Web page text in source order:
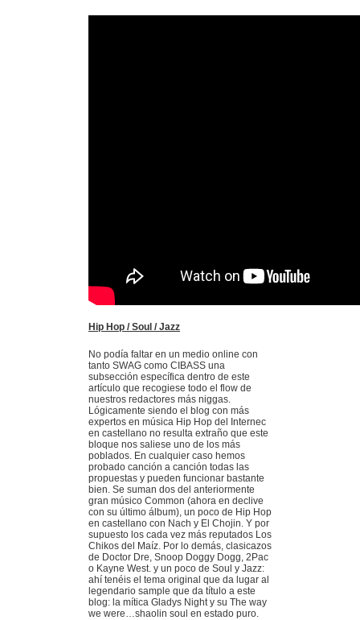
Hip Hop / Soul / Jazz
No podía faltar en un medio online con
tanto SWAG como CIBASS una
subsección específica dentro de este
artículo que recogiese todo el flow de
nuestros redactores más niggas.
Lógicamente siendo el blog con más
expertos en música Hip Hop del Internec
en castellano no resulta extraño que este
bloque nos saliese uno de los más
poblados. En cualquier caso hemos
probado canción a canción todas las
propuestas y pueden funcionar bastante
bien. Se suman dos del anteriormente
gran músico Common (ahora en declive
con su último álbum), un poco de Hip Hop
en castellano con Nach y El Chojin. Y por
supuesto los cada vez más reputados Los
Chikos del Maíz. Por lo demás, clasicazos
de Doctor Dre, Snoop Doggy Dogg, 2Pac
o Kayne West. y un poco de Soul y Jazz:
ahí tenéis el tema original que da lugar al
legendario sample que da título a este
blog: la mítica Gladys Night y su The way
we were…shaolin soul en estado puro.